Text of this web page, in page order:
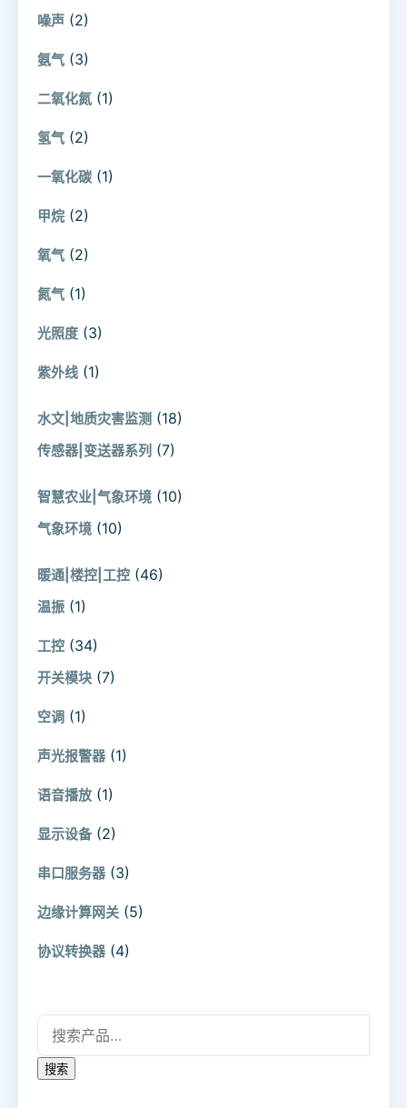
噪声 (2)
氨气 (3)
二氧化氮 (1)
氢气 (2)
一氧化碳 (1)
甲烷 (2)
氧气 (2)
氮气 (1)
光照度 (3)
紫外线 (1)
水文|地质灾害监测 (18)
传感器|变送器系列 (7)
智慧农业|气象环境 (10)
气象环境 (10)
暖通|楼控|工控 (46)
温振 (1)
工控 (34)
开关模块 (7)
空调 (1)
声光报警器 (1)
语音播放 (1)
显示设备 (2)
串口服务器 (3)
边缘计算网关 (5)
协议转换器 (4)
搜索：
搜索